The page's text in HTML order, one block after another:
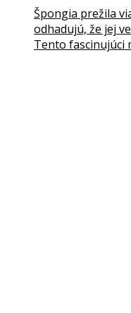
Špongia prežila
odhadujú, že jej
Tento fascinujúci